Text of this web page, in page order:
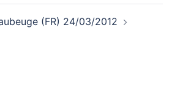
(FR) 24/03/2012